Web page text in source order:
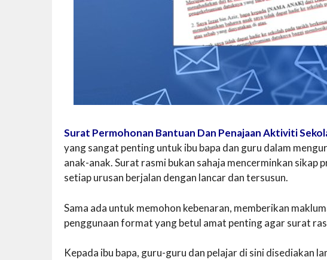
Surat Permohonan Bantuan Dan Penajaan Aktiviti
yang sangat penting untuk ibu bapa dan guru dalam
anak-anak. Surat rasmi bukan sahaja mencerminkan
setiap urusan berjalan dengan lancar dan tersusun.
Sama ada untuk memohon kebenaran, memberikan
penggunaan format yang betul amat penting agar surat
Kepada ibu bapa, guru-guru dan pelajar di sini disediakan